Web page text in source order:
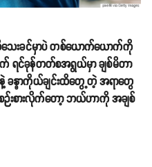
သေးခင်မှာပဲ တစ်ယောက်ယောက်ကို
ရင်ခုန်တတ်စအရွယ်မှာ ချစ်မိတာ
နဲ့ ခန္ဓာကိုယ်ချင်းထိတွေ့တဲ့ အရာတွေ
စဉ်းစားလိုက်တော့ ဘယ်ဟာကို အချစ်